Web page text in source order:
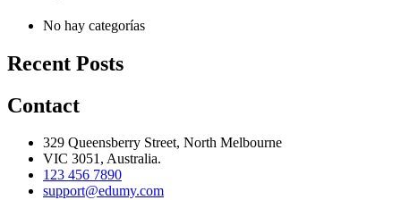
No hay categorías
Recent Posts
Contact
329 Queensberry Street, North Melbourne
VIC 3051, Australia.
123 456 7890
support@edumy.com